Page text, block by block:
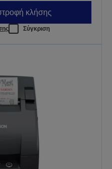
κλήσης
Σύγκριση